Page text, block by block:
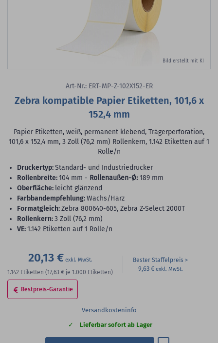
Bild erstellt mit KI
Art-Nr.: ERT-MP-Z-102X152-ER
Zebra kompatible Papier Etiketten, 101,6 x
152,4 mm
Papier Etiketten, weiß, permanent klebend, Trägerperforation,
101,6 x 152,4 mm, 3 Zoll (76,2 mm) Rollenkern, 1.142 Etiketten auf 1
Rolle/n
Druckertyp:Standard- und Industriedrucker
Rollenbreite:104 mm - Rollenaußen-Ø: 189 mm
Oberfläche: leicht glänzend
Farbbandempfehlung:Wachs/Harz
Formatgleich:Zebra 800640-605, Zebra Z-Select 2000T
Rollenkern:3 Zoll (76,2 mm)
VE:1.142 Etiketten auf 1 Rolle/n
20,13 €
1.142 Etiketten (17,63 € je 1.000 Etiketten)
Bester Staffelpreis
9,63 €
Bestpreis-Garantie
Versandkosteninfo
Lieferbar sofort ab Lager